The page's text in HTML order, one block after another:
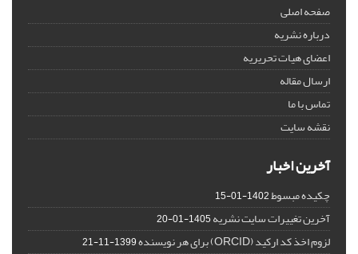
صفحه اصلی
درباره نشریه
اعضای هیات تحریریه
ارسال مقاله
تماس با ما
نقشه سایت
آخرین اخبار
چکیده مبسوط1402-01-15
آخرین تغییرات سایت نشریه1405-01-20
لزوم اخذ کد ارکید (ORCID) برای هر نویسنده 1399-11-21